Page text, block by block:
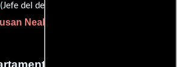
(Jefe del departamento de maquillaje) y
Nealon
de musica